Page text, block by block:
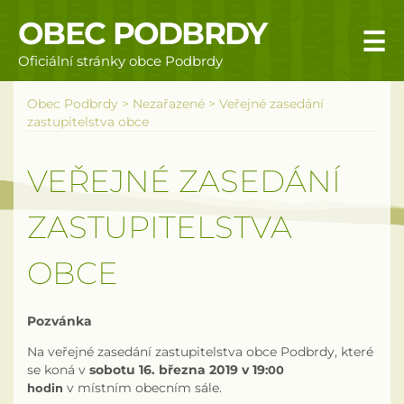
OBEC PODBRDY
Oficiální stránky obce Podbrdy
☰
Obecní úřad
Povinné informace
Rizika a nebezpečí
Úřední deska
Vyhlášky obce
Galerie
Obec Podbrdy > Nezařazené > Veřejné zasedání
zastupitelstva obce
VEŘEJNÉ ZASEDÁNÍ
ZASTUPITELSTVA
OBCE
Pozvánka
Na veřejné zasedání zastupitelstva obce Podbrdy, které
se koná v sobotu 16. března 2019 v 19:00
hodin v místním obecním sále.